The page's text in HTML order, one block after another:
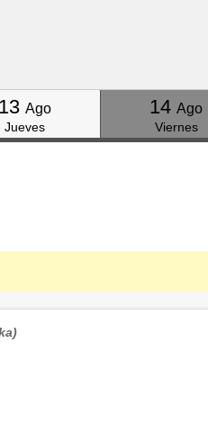
Click
13 Ago
Jueves
Click
14 Ago
Viernes